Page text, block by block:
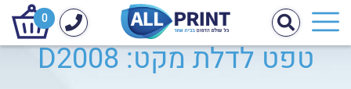
0
טפט לדלת מקט: D2008